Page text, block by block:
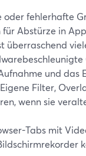
oder fehlerhafte
Abstürze in
überraschend
und das
Eigene Filter,
wenn sie
Tabs mit